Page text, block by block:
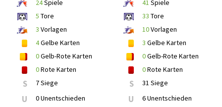
24Spiele
5 Tore
3 Vorlagen
4Gelbe Karten
0Gelb-Rote Karten
0Rote Karten
S 7 Siege
U 0 Unentschieden
41 Spiele
33 Tore
10Vorlagen
3 Gelbe Karten
0Gelb-Rote Karten
0Rote Karten
S 31 Siege
U 6 Unentschieden